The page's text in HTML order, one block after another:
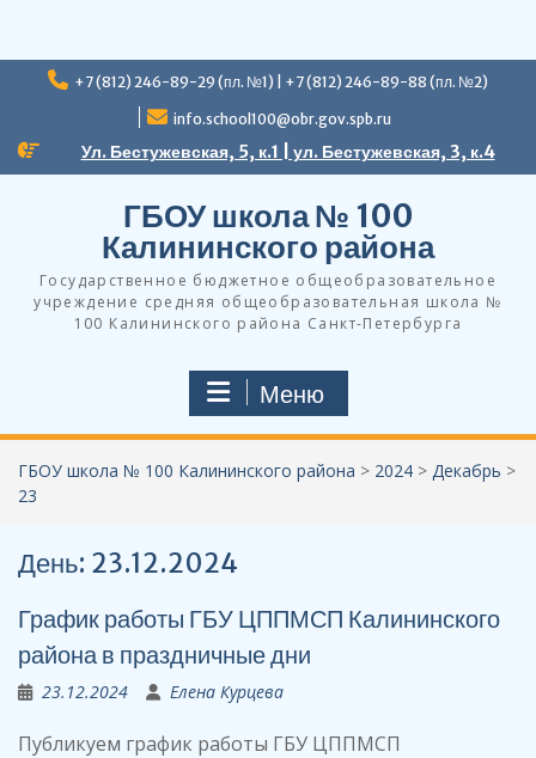
Перейти
+7 (812) 246-89-29 (пл. №1) | +7 (812) 246-89-88 (пл. №2)
info.school100@obr.gov.spb.ru
Ул. Бестужевская, 5, к.1 | ул. Бестужевская, 3, к.4
ГБОУ школа № 100
Калининского района
Государственное бюджетное общеобразовательное
учреждение средняя общеобразовательная школа №
100 Калининского района Санкт-Петербурга
Меню
ГБОУ школа № 100 Калининского района > 2024 > Декабрь >
23
День: 23.12.2024
График работы ГБУ ЦППМСП Калининского
района в праздничные дни
23.12.2024 Елена Курцева
Публикуем график работы ГБУ ЦППМСП